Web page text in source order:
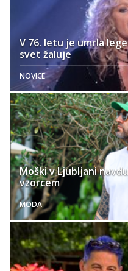
V 76. letu je umrla
svet žaluje
NOVICE
Moški v Ljubljani
vzorcem
MODA